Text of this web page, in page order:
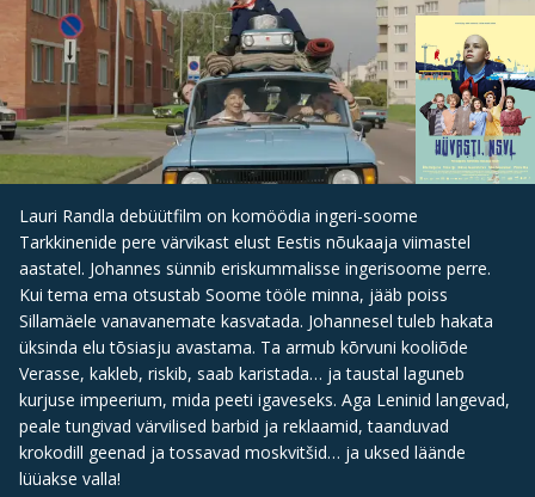
Lauri Randla debüütfilm on komöödia ingeri-soome
Tarkkinenide pere värvikast elust Eestis nõukaaja viimastel
aastatel. Johannes sünnib eriskummalisse ingerisoome perre.
Kui tema ema otsustab Soome tööle minna, jääb poiss
Sillamäele vanavanemate kasvatada. Johannesel tuleb hakata
üksinda elu tōsiasju avastama. Ta armub kōrvuni kooliõde
Verasse, kakleb, riskib, saab karistada… ja taustal laguneb
kurjuse impeerium, mida peeti igaveseks. Aga Leninid langevad,
peale tungivad värvilised barbid ja reklaamid, taanduvad
krokodill geenad ja tossavad moskvitšid… ja uksed läände
lüüakse valla!